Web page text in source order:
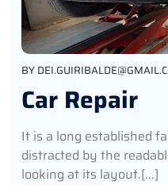
BY
Car Repair
It is a long established
distracted by the
looking at its layout.[...]